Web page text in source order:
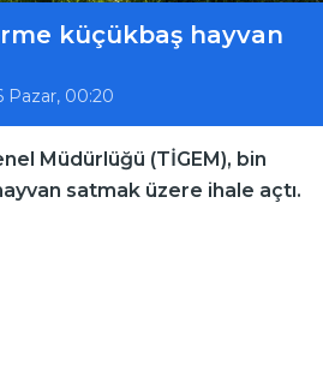
küçükbaş hayvan
Pazar, 00:20
Müdürlüğü (TİGEM), bin
satmak üzere ihale açtı.